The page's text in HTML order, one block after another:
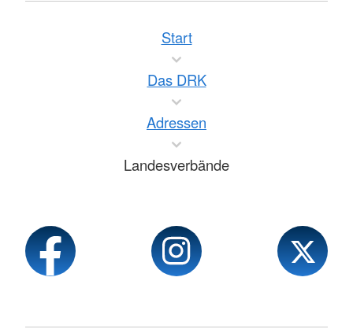
Start
Das DRK
Adressen
Landesverbände